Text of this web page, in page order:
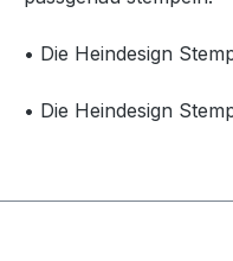
• Die Heindesign
• Die Heindesign